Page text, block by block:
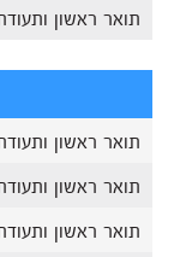
תואר ראשון ותעודת
תואר ראשון
תואר ראשון
תואר ראשון